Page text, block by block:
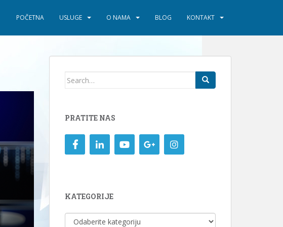
POČETNA USLUGE O NAMA BLOG KONTAKT
Search
PRATITE NAS
KATEGORIJE
KATEGORIJE